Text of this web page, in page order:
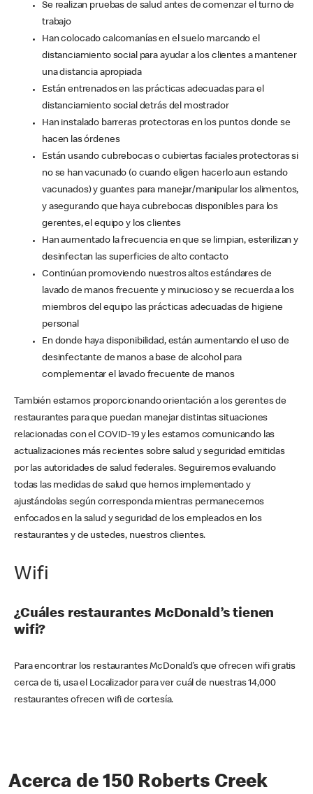
Se realizan pruebas de salud antes de comenzar el turno de
trabajo
Han colocado calcomanías en el suelo marcando el
distanciamiento social para ayudar a los clientes a mantener
una distancia apropiada
Están entrenados en las prácticas adecuadas para el
distanciamiento social detrás del mostrador
Han instalado barreras protectoras en los puntos donde se
hacen las órdenes
Están usando cubrebocas o cubiertas faciales protectoras si
no se han vacunado (o cuando eligen hacerlo aun estando
vacunados) y guantes para manejar/manipular los alimentos,
y asegurando que haya cubrebocas disponibles para los
gerentes, el equipo y los clientes
Han aumentado la frecuencia en que se limpian, esterilizan y
desinfectan las superficies de alto contacto
Continúan promoviendo nuestros altos estándares de
lavado de manos frecuente y minucioso y se recuerda a los
miembros del equipo las prácticas adecuadas de higiene
personal
En donde haya disponibilidad, están aumentando el uso de
desinfectante de manos a base de alcohol para
complementar el lavado frecuente de manos
También estamos proporcionando orientación a los gerentes de
restaurantes para que puedan manejar distintas situaciones
relacionadas con el COVID-19 y les estamos comunicando las
actualizaciones más recientes sobre salud y seguridad emitidas
por las autoridades de salud federales. Seguiremos evaluando
todas las medidas de salud que hemos implementado y
ajustándolas según corresponda mientras permanecemos
enfocados en la salud y seguridad de los empleados en los
restaurantes y de ustedes, nuestros clientes.
Wifi
¿Cuáles restaurantes McDonald’s tienen
wifi?
Para encontrar los restaurantes McDonald’s que ofrecen wifi gratis
cerca de ti, usa el Localizador para ver cuál de nuestras 14,000
restaurantes ofrecen wifi de cortesía.
Acerca de 150 Roberts Creek